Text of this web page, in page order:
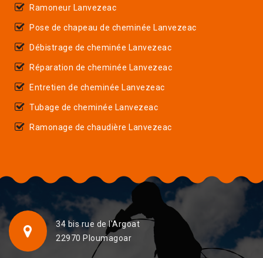
Ramoneur Lanvezeac
Pose de chapeau de cheminée Lanvezeac
Débistrage de cheminée Lanvezeac
Réparation de cheminée Lanvezeac
Entretien de cheminée Lanvezeac
Tubage de cheminée Lanvezeac
Ramonage de chaudière Lanvezeac
34 bis rue de l'Argoat
22970 Ploumagoar